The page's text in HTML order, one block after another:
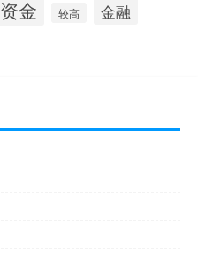
资金 较高 金融